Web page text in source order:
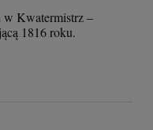
w Kwatermistrz –
1816 roku.